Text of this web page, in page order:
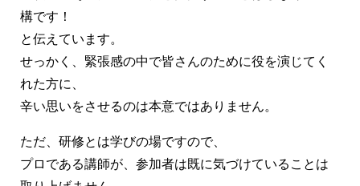
構です！
と伝えています。
せっかく、緊張感の中で皆さんのために役を演じてく
れた方に、
辛い思いをさせるのは本意ではありません。
ただ、研修とは学びの場ですので、
プロである講師が、参加者は既に気づけていることは